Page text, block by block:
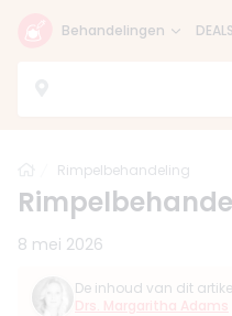
Behandelingen DEALS
Home
Rimpelbehandeling
8 mei 2026
De inhoud van dit
Drs. Margaritha Adams